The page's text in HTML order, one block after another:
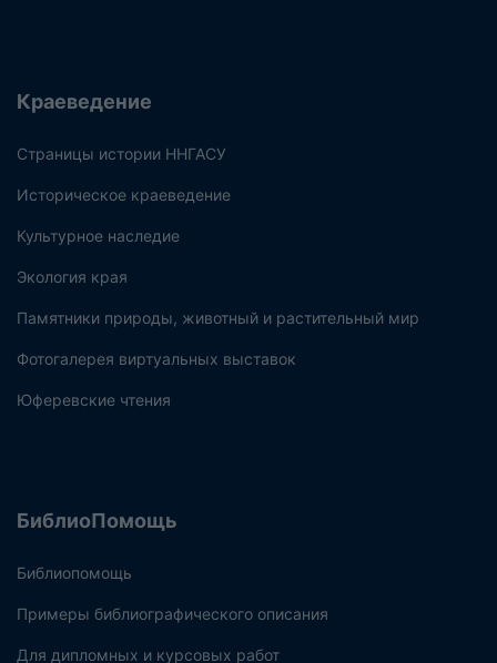
Краеведение
Страницы истории ННГАСУ
Историческое краеведение
Культурное наследие
Экология края
Памятники природы, животный и растительный мир
Фотогалерея виртуальных выставок
Юферевские чтения
БиблиоПомощь
Библиопомощь
Примеры библиографического описания
Для дипломных и курсовых работ